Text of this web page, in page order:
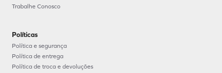
Trabalhe Conosco
Políticas
Política e segurança
Política de entrega
Política de troca e devoluções